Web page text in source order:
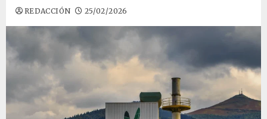
REDACCIÓN 25/02/2026